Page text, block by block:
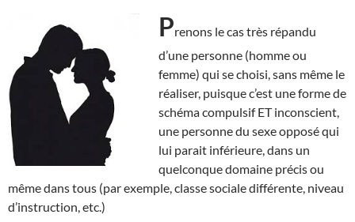
Prenons le cas très répandu
d’une personne (homme ou
femme) qui se choisi, sans même le
réaliser, puisque c’est une forme de
schéma compulsif ET inconscient,
une personne du sexe opposé qui
lui parait inférieure, dans un
quelconque domaine précis ou
même dans tous (par exemple, classe sociale différente, niveau
d’instruction, etc.)